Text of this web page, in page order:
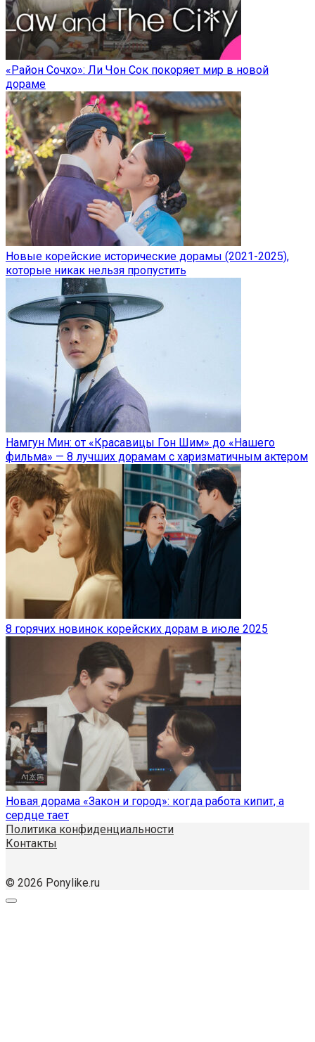
«Район Сочхо»: Ли Чон Сок покоряет мир в новой
дораме
Новые корейские исторические дорамы (2021-2025),
которые никак нельзя пропустить
Намгун Мин: от «Красавицы Гон Шим» до «Нашего
фильма» — 8 лучших дорамам с харизматичным актером
8 горячих новинок корейских дорам в июле 2025
Новая дорама «Закон и город»: когда работа кипит, а
сердце тает
Политика конфиденциальности
Контакты
© 2026 Ponylike.ru